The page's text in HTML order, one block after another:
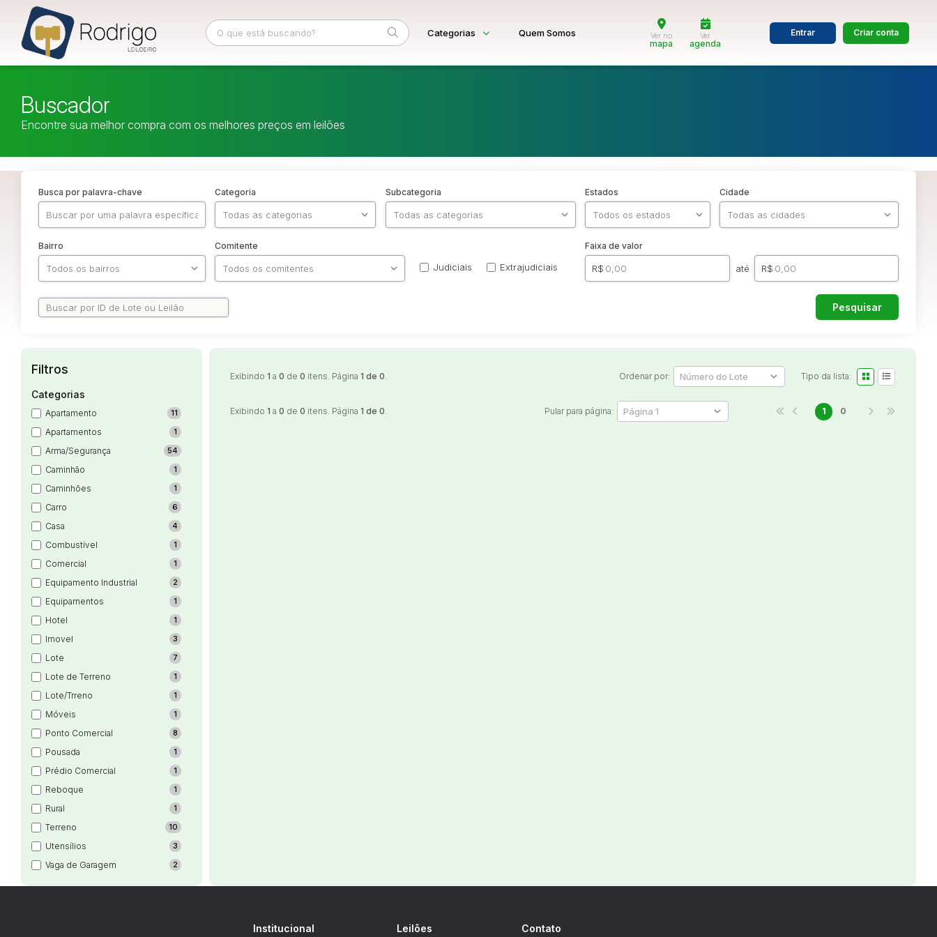
Categorias
Apartamentos
Hotel
Imovel
Lote de Terreno
Pousada
Prédio Comercial
Reboque
Quem Somos Ver no
mapa
Ver
agenda
Entrar Criar conta
Buscador
Encontre sua melhor compra com os melhores preços em leilões
Busca por palavra-chave Categoria Subcategoria Estados Cidade
Bairro Comitente
Judiciais Extrajudiciais
Faixa de valor
R$ até R$
Pesquisar
Filtros
Categorias
Apartamento 11
Apartamentos 1
Arma/Segurança 54
Caminhão 1
Caminhões 1
Carro 6
Casa 4
Combustível 1
Comercial 1
Equipamento Industrial 2
Equipamentos 1
Hotel 1
Imovel 3
Lote 7
Lote de Terreno 1
Lote/Trreno 1
Móveis 1
Ponto Comercial 8
Pousada 1
Prédio Comercial 1
Reboque 1
Rural 1
Terreno 10
Utensílios 3
Vaga de Garagem 2
Exibindo 1 a 0 de 0 itens. Página 1 de 0. Ordenar por: Tipo da lista:
Exibindo 1 a 0 de 0 itens. Página 1 de 0. Pular para página: 1 0
Institucional Leilões Contato